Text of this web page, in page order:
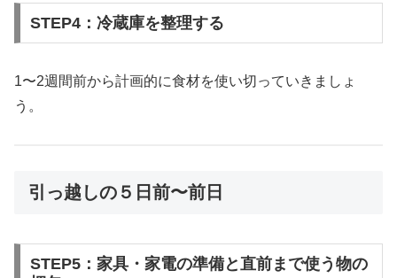
STEP4：冷蔵庫を整理する
1〜2週間前から計画的に食材を使い切っていきましょ
う。
引っ越しの５日前〜前日
STEP5：家具・家電の準備と直前まで使う物の